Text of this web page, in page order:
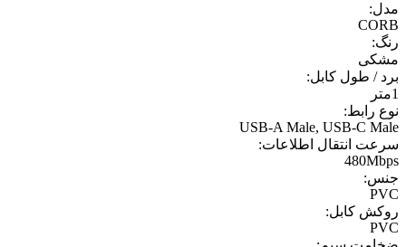
مدل:
CORB
رنگ:
مشکی
برد / طول کابل:
1متر
نوع رابط:
USB-A Male, USB-C Male
سرعت انتقال اطلاعات:
480Mbps
جنس:
PVC
روکش کابل:
PVC